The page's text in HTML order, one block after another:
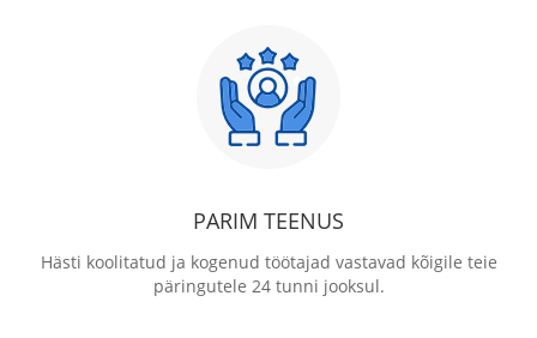
PARIM TEENUS
Hästi koolitatud ja kogenud töötajad vastavad kõigile teie
päringutele 24 tunni jooksul.